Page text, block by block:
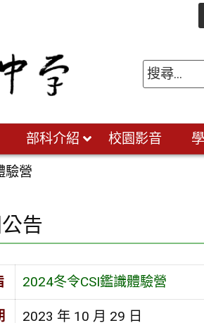
部科介紹 校園影音
驗營
告
2024冬令CSI鑑識體驗營
2023 年 10 月 29 日